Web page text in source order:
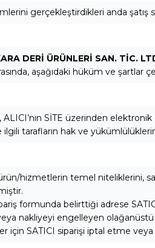
gerçekleştirdikleri anda şatış
DERİ ÜRÜNLERİ SAN. TİC.
aşağıdaki hüküm ve şartlar
SİTE üzerinden
ilgili tarafların hak ve
hizmetlerin temel niteliklerini,
formunda belirttiği adrese
nakliyeyi engelleyen
için SATICI siparişi iptal etme